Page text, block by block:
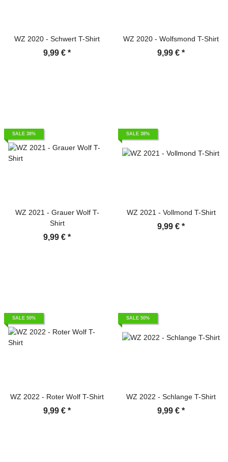
WZ 2020 - Schwert T-Shirt
9,99 € *
WZ 2020 - Wolfsmond T-Shirt
9,99 € *
SALE 38%
WZ 2021 - Grauer Wolf T-
Shirt
9,99 € *
SALE 38%
WZ 2021 - Vollmond T-Shirt
9,99 € *
SALE 50%
WZ 2022 - Roter Wolf T-Shirt
9,99 € *
SALE 50%
WZ 2022 - Schlange T-Shirt
9,99 € *